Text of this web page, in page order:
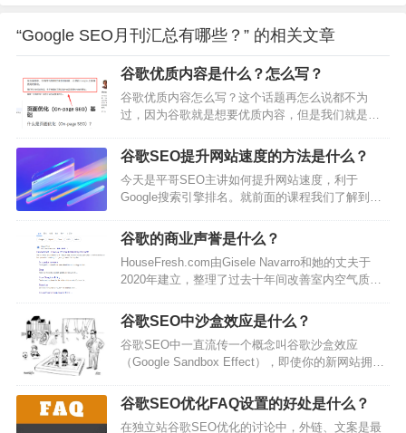
“Google SEO月刊汇总有哪些？” 的相关文章
谷歌优质内容是什么？怎么写？
谷歌优质内容怎么写？这个话题再怎么说都不为
过，因为谷歌就是想要优质内容，但是我们就是不
遍，写一遍就要反复看几遍，发出去之后还要看一
遍，当然最重要的是跟着方法做一遍。这就是写这
个号的原因吧，边学边记录边做。（看到这里你可
能会说，哦！原来你是小白啊。对滴俺是小白，独
立站的学生，没得到你的认可，俺继续努力！然后
永远保持0的心态学习）。写作是一条认识自己，认
谷歌SEO提升网站速度的方法是什么？
今天是平哥SEO主讲如何提升网站速度，利于
Google搜索引擎排名。就前面的课程我们了解到，
键词排名来说都非常有帮助，所以我们今天就来聊
下如何提升网站速度。一、网站速度原理及测速工
具1、网站速度原理这里的网站速度，更专业的说法
是页面的加载速度，例如你在访问一个网站，会出
现三种情况：I、网站加载不出来，需要一定时间才
能正常打开II、处于不完全打开…
谷歌的商业声誉是什么？
HouseFresh.com由Gisele Navarro和她的丈夫于
2020年建立，整理了过去十年间改善室内空气质量
净化设备，开展严格的科学测试，并撰写文章来帮
助消费者们厘清思路、辨别炒作。但2023年9月，谷
歌对其搜索引擎算法展开了一系列重大更新。一夜
之间，本来指向HouseFresh的搜索词开始将人们引
导至各大生活方式杂志，这些杂志明显没有实际测
试…
谷歌SEO中沙盒效应是什么？
谷歌SEO中一直流传一个概念叫谷歌沙盒效应
（Google Sandbox Effect），即使你的新网站拥有
排名靠前。这是SEO行业最有争议的一个概念之
一。谷歌沙盒效应真实存在吗？如果存在，我们该
谷歌SEO优化FAQ设置的好处是什么？
在独立站谷歌SEO优化的讨论中，外链、文案是最